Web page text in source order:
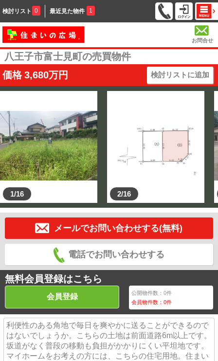
検討リスト 0 最近見た物件 1
お問合せ
八王子市富士見町の売買物件
価格 3,680万円 検討リストに追加
1/16 2/16
メールでお問い合わせする(無料)
電話でお問い合わせする
無料会員登録はこちら
会員登録 公開物件数：0件
会員物件数：0件
利便性のある角地で毎日を爽やかに送ることができるので
はないでしょうか。こちらの土地は前面道路6m以上です。
坂道がなく普段の移動も負担がかかりにくい平坦地です。
マイホームをお考えの方には、こちらの住宅用地。住まい